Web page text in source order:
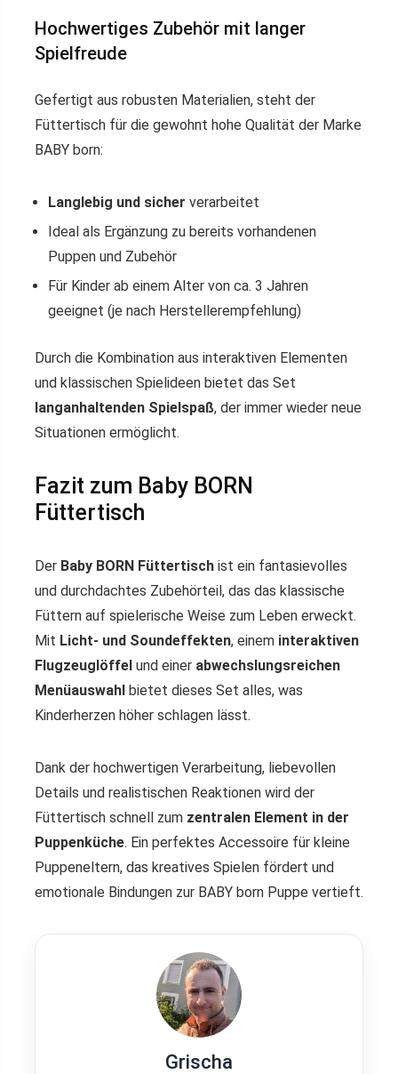
Hochwertiges Zubehör mit langer
Spielfreude
Gefertigt aus robusten Materialien, steht der
Füttertisch für die gewohnt hohe Qualität der Marke
BABY born:
Langlebig und sicher verarbeitet
Ideal als Ergänzung zu bereits vorhandenen
Puppen und Zubehör
Für Kinder ab einem Alter von ca. 3 Jahren
geeignet (je nach Herstellerempfehlung)
Durch die Kombination aus interaktiven Elementen
und klassischen Spielideen bietet das Set
langanhaltenden Spielspaß, der immer wieder neue
Situationen ermöglicht.
Fazit zum Baby BORN
Füttertisch
Der Baby BORN Füttertisch ist ein fantasievolles
und durchdachtes Zubehörteil, das das klassische
Füttern auf spielerische Weise zum Leben erweckt.
Mit Licht- und Soundeffekten, einem interaktiven
Flugzeuglöffel und einer abwechslungsreichen
Menüauswahl bietet dieses Set alles, was
Kinderherzen höher schlagen lässt.
Dank der hochwertigen Verarbeitung, liebevollen
Details und realistischen Reaktionen wird der
Füttertisch schnell zum zentralen Element in der
Puppenküche. Ein perfektes Accessoire für kleine
Puppeneltern, das kreatives Spielen fördert und
emotionale Bindungen zur BABY born Puppe vertieft.
Grischa